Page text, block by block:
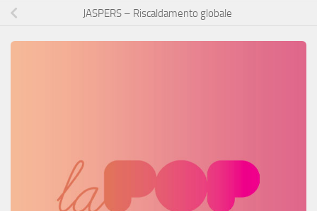
JASPERS – Riscaldamento globale